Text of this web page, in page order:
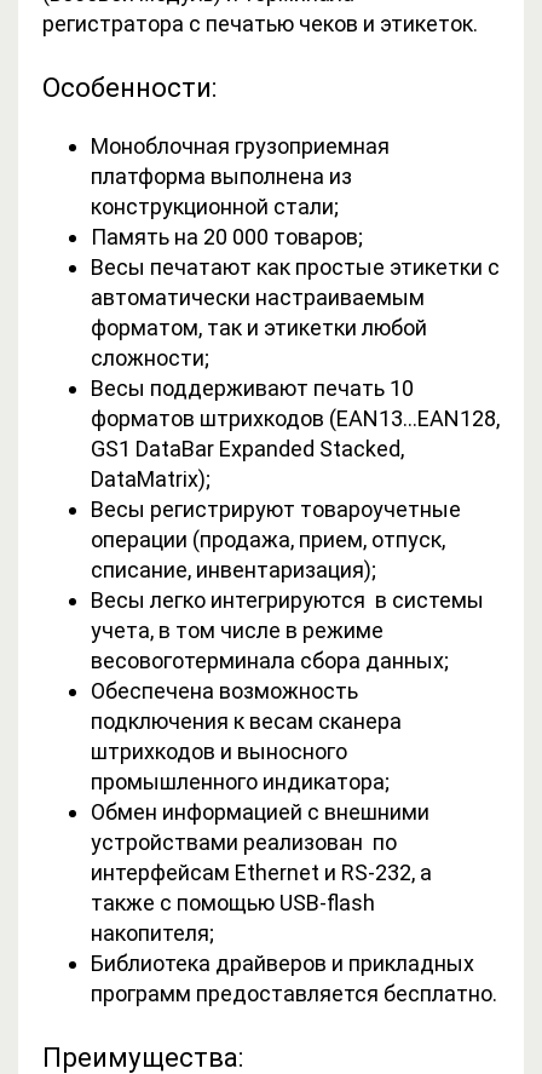
регистратора с печатью чеков и этикеток.
Особенности:
Моноблочная грузоприемная
платформа выполнена из
конструкционной стали;
Память на 20 000 товаров;
Весы печатают как простые этикетки с
автоматически настраиваемым
форматом, так и этикетки любой
сложности;
Весы поддерживают печать 10
форматов штрихкодов (EAN13…EAN128,
GS1 DataBar Expanded Stacked,
DataMatrix);
Весы регистрируют товароучетные
операции (продажа, прием, отпуск,
списание, инвентаризация);
Весы легко интегрируются в системы
учета, в том числе в режиме
весовоготерминала сбора данных;
Обеспечена возможность
подключения к весам сканера
штрихкодов и выносного
промышленного индикатора;
Обмен информацией с внешними
устройствами реализован по
интерфейсам Ethernet и RS-232, а
также с помощью USB-flash
накопителя;
Библиотека драйверов и прикладных
программ предоставляется бесплатно.
Преимущества: